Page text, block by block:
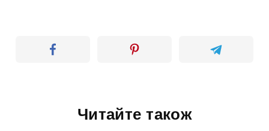
Читайте також